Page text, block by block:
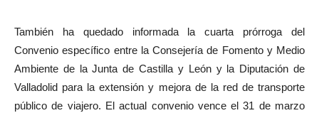
También ha quedado informada la cuarta prórroga del
Convenio específico entre la Consejería de Fomento y Medio
Ambiente de la Junta de Castilla y León y la Diputación de
Valladolid para la extensión y mejora de la red de transporte
público de viajero. El actual convenio vence el 31 de marzo